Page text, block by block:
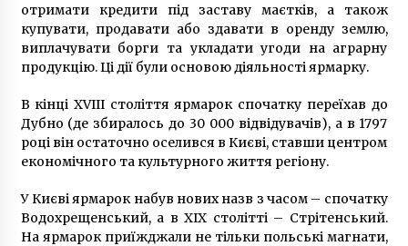
отримати кредити під заставу маєтків, а також
купувати, продавати або здавати в оренду землю,
виплачувати борги та укладати угоди на аграрну
продукцію. Ці дії були основою діяльності ярмарку.
В кінці XVIII століття ярмарок спочатку переїхав до
Дубно (де збиралось до 30 000 відвідувачів), а в 1797
році він остаточно оселився в Києві, ставши центром
економічного та культурного життя регіону.
У Києві ярмарок набув нових назв з часом – спочатку
Водохрещенський, а в XIX столітті – Стрітенський.
На ярмарок приїжджали не тільки польські магнати,